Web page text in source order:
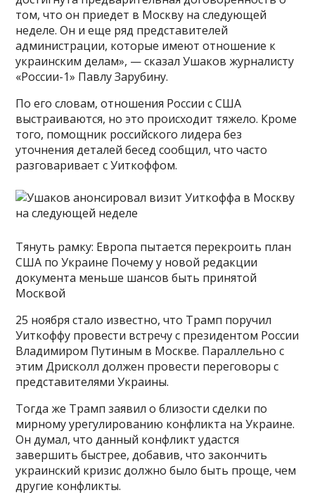
том, что он приедет в Москву на следующей
неделе. Он и еще ряд представителей
администрации, которые имеют отношение к
украинским делам», — сказал Ушаков журналисту
«России-1» Павлу Зарубину.
По его словам, отношения России с США
выстраиваются, но это происходит тяжело. Кроме
того, помощник российского лидера без
уточнения деталей бесед сообщил, что часто
разговаривает с Уиткоффом.
Тянуть рамку: Европа пытается перекроить план
США по Украине Почему у новой редакции
документа меньше шансов быть принятой
Москвой
25 ноября стало известно, что Трамп поручил
Уиткоффу провести встречу с президентом России
Владимиром Путиным в Москве. Параллельно с
этим Дрисколл должен провести переговоры с
представителями Украины.
Тогда же Трамп заявил о близости сделки по
мирному урегулированию конфликта на Украине.
Он думал, что данный конфликт удастся
завершить быстрее, добавив, что закончить
украинский кризис должно было быть проще, чем
другие конфликты.